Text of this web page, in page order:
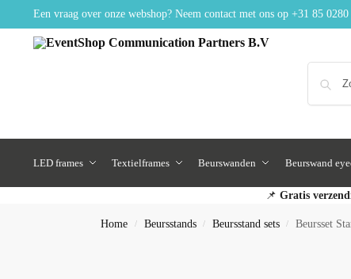
Een vraag over onze webshop? Neem contact met ons op +31 85 0280
LED frames Textielframes Beurswanden Beurswand
📌 Gratis
Home / Beursstands / Beursstand sets / Beursset